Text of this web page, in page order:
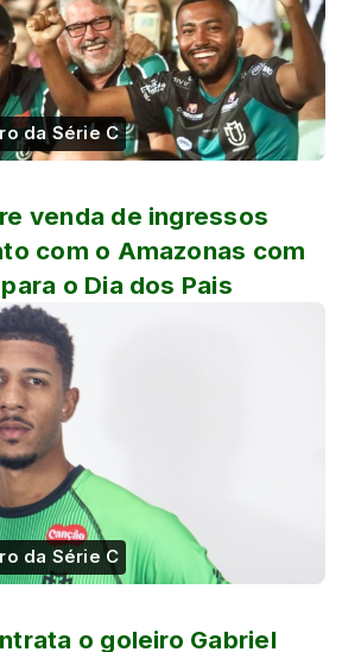
da Série C
venda de ingressos
com o Amazonas com
o Dia dos Pais
da Série C
o goleiro Gabriel